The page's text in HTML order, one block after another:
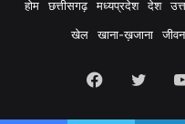
होम
छत्तीसगढ़ मध्यप्रदेश देश
खेल
खाना-ख़जाना
Facebook